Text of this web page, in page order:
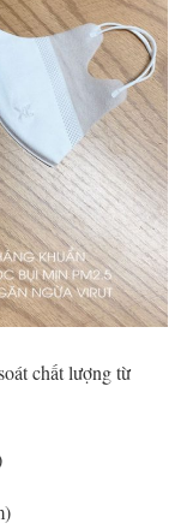
chất lượng từ